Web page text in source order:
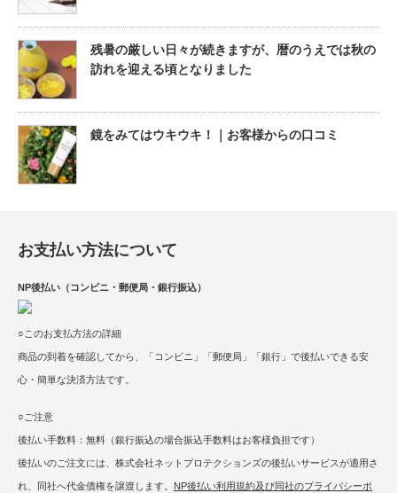
残暑の厳しい日々が続きますが、暦のうえでは秋の
訪れを迎える頃となりました
鏡をみてはウキウキ！｜お客様からの口コミ
お支払い方法について
NP後払い（コンビニ・郵便局・銀行振込）
○このお支払方法の詳細
商品の到着を確認してから、「コンビニ」「郵便局」「銀行」で後払いできる安
心・簡単な決済方法です。
○ご注意
後払い手数料：無料（銀行振込の場合振込手数料はお客様負担です）
後払いのご注文には、株式会社ネットプロテクションズの後払いサービスが適用さ
れ、同社へ代金債権を譲渡します。 NP後払い利用規約及び同社のプライバシーポ